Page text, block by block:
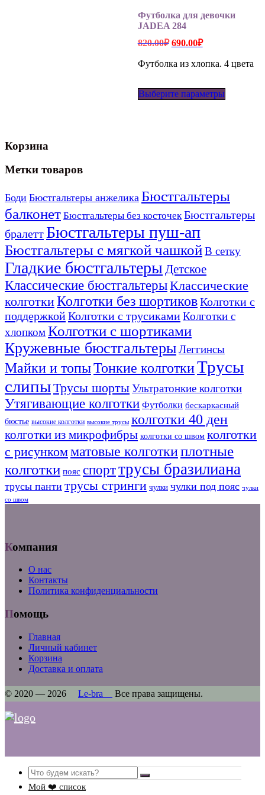
Футболка для девочки
JADEA 284
820.00₽ Первоначальная
цена
690.00₽Текущая
цена:
690.00₽.
Футболка из хлопка. 4 цвета
Выберите параметры
Корзина
Метки товаров
Боди Бюстгальтеры анжелика Бюстгальтеры
балконет Бюстгальтеры без косточек Бюстгальтеры
бралетт Бюстгальтеры пуш-ап
Бюстгальтеры с мягкой чашкойВ сетку
Гладкие бюстгальтерыДетское
Классические бюстгальтерыКлассические
колготкиКолготки без шортиковКолготки с
поддержкойКолготки с трусикамиКолготки с
хлопкомКолготки с шортиками
Кружевные бюстгальтерыЛеггинсы
Майки и топыТонкие колготкиТрусы
слипыТрусы шортыУльтратонкие колготки
Утягивающие колготки Футболки бескаркасный
бюстье высокие колготки высокие трусы колготки 40 ден
колготки из микрофибры колготки со швом колготки
с рисункомматовые колготкиплотные
колготки пояс спорттрусы бразилиана
трусы панти трусы стринги чулки чулки под пояс чулки
со швом
Компания
О нас
Контакты
Политика конфиденциальности
Помощь
Главная
Личный кабинет
Корзина
Доставка и оплата
© 2020 — 2026 Le-bra Все права защищены.
Search
Мой ❤️ список